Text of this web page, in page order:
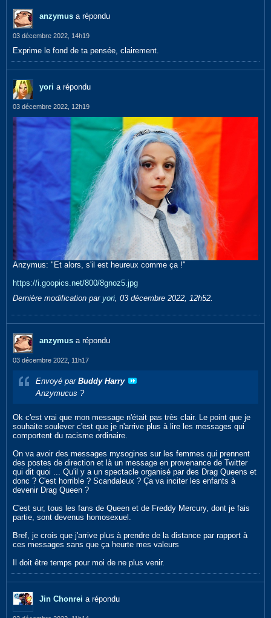
anzymus a répondu
03 décembre 2022, 14h19
Exprime le fond de ta pensée, clairement.
yori a répondu
03 décembre 2022, 12h19
Anzymus: "Et alors, s'il est heureux comme ça !"
https://i.goopics.net/800/8gnoz5.jpg
Dernière modification par yori 03 décembre 2022, 12h52
anzymus a répondu
03 décembre 2022, 11h17
Envoyé par Buddy Harry
Anzymucus ?
Ok c'est vrai que mon message n'était pas très clair. Le point que je
souhaite soulever c'est que je n'arrive plus à lire les messages qui
comportent du racisme ordinaire.
On va avoir des messages mysogines sur les femmes qui prennent
des postes de direction et là un message en provenance de Twitter
qui dit quoi ... Qu'il y a un spectacle organisé par des Drag Queens et
donc ? C'est horrible ? Scandaleux ? Ça va inciter les enfants à
devenir Drag Queen ?
C'est sur, tous les fans de Queen et de Freddy Mercury, dont je fais
partie, sont devenus homosexuel.
Bref, je crois que j'arrive plus à prendre de la distance par rapport à
ces messages sans que ça heurte mes valeurs
Il doit être temps pour moi de ne plus venir.
Jin Chonrei a répondu